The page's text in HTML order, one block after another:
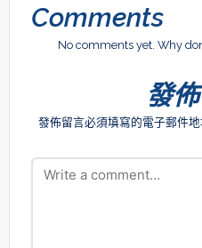
Comments
No comments yet. Why
發
發佈留言必須填寫的電子郵件地